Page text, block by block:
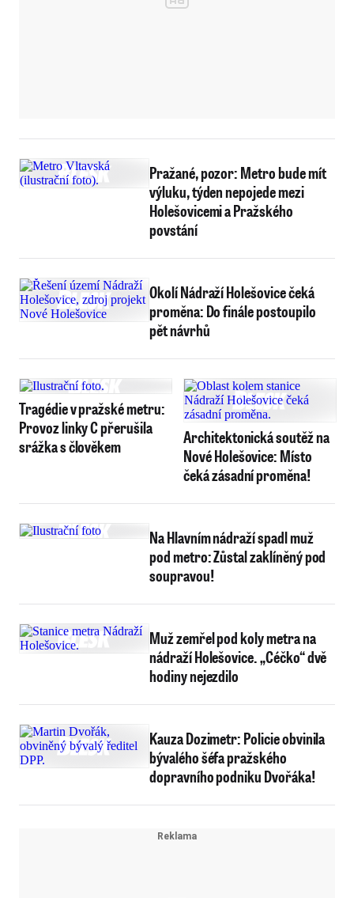
Pražané, pozor: Metro bude mít
výluku, týden nepojede mezi
Holešovicemi a Pražského
povstání
Okolí Nádraží Holešovice čeká
proměna: Do finále postoupilo
pět návrhů
Tragédie v pražské metru:
Provoz linky C přerušila
srážka s člověkem
Architektonická soutěž na
Nové Holešovice: Místo
čeká zásadní proměna!
Na Hlavním nádraží spadl muž
pod metro: Zůstal zaklíněný pod
soupravou!
Muž zemřel pod koly metra na
nádraží Holešovice. „Céčko“ dvě
hodiny nejezdilo
Kauza Dozimetr: Policie obvinila
bývalého šéfa pražského
dopravního podniku Dvořáka!